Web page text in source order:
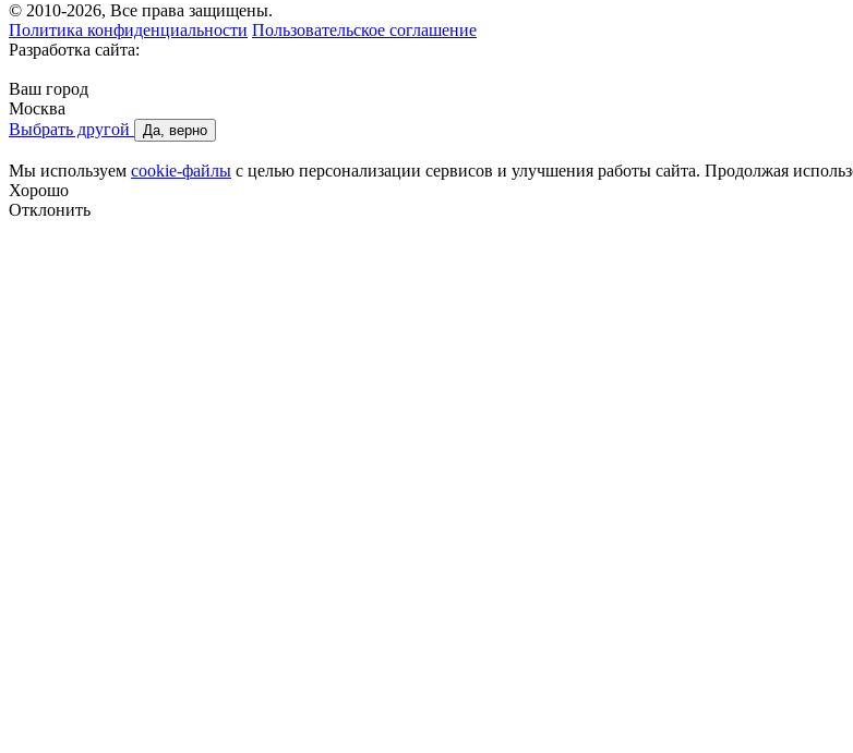
© 2010-2026, Все права защищены.
Политика конфиденциальности Пользовательское соглашение
Разработка сайта:
Ваш город
Москва
Выбрать другой
Да, верно
Мы используем cookie-файлы с целью персонализации сервисов и улучшения работы сайта. Продолжая
Хорошо
Отклонить